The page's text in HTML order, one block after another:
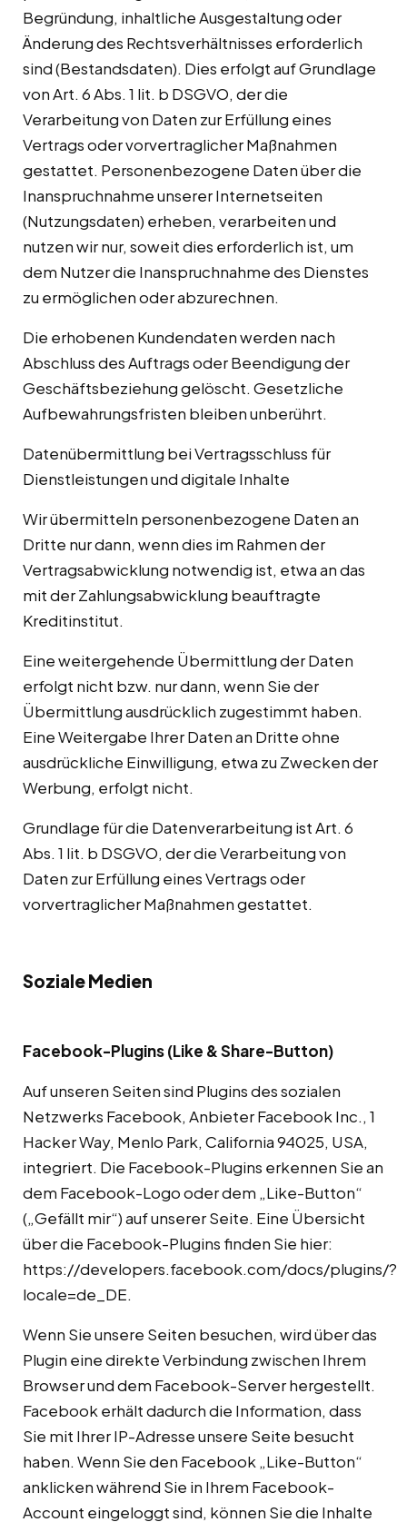
Begründung, inhaltliche Ausgestaltung oder
Änderung des Rechtsverhältnisses erforderlich
sind (Bestandsdaten). Dies erfolgt auf Grundlage
von Art. 6 Abs. 1 lit. b DSGVO, der die
Verarbeitung von Daten zur Erfüllung eines
Vertrags oder vorvertraglicher Maßnahmen
gestattet. Personenbezogene Daten über die
Inanspruchnahme unserer Internetseiten
(Nutzungsdaten) erheben, verarbeiten und
nutzen wir nur, soweit dies erforderlich ist, um
dem Nutzer die Inanspruchnahme des Dienstes
zu ermöglichen oder abzurechnen.
Die erhobenen Kundendaten werden nach
Abschluss des Auftrags oder Beendigung der
Geschäftsbeziehung gelöscht. Gesetzliche
Aufbewahrungsfristen bleiben unberührt.
Datenübermittlung bei Vertragsschluss für
Dienstleistungen und digitale Inhalte
Wir übermitteln personenbezogene Daten an
Dritte nur dann, wenn dies im Rahmen der
Vertragsabwicklung notwendig ist, etwa an das
mit der Zahlungsabwicklung beauftragte
Kreditinstitut.
Eine weitergehende Übermittlung der Daten
erfolgt nicht bzw. nur dann, wenn Sie der
Übermittlung ausdrücklich zugestimmt haben.
Eine Weitergabe Ihrer Daten an Dritte ohne
ausdrückliche Einwilligung, etwa zu Zwecken der
Werbung, erfolgt nicht.
Grundlage für die Datenverarbeitung ist Art. 6
Abs. 1 lit. b DSGVO, der die Verarbeitung von
Daten zur Erfüllung eines Vertrags oder
vorvertraglicher Maßnahmen gestattet.
Soziale Medien
Facebook-Plugins (Like & Share-Button)
Auf unseren Seiten sind Plugins des sozialen
Netzwerks Facebook, Anbieter Facebook Inc., 1
Hacker Way, Menlo Park, California 94025, USA,
integriert. Die Facebook-Plugins erkennen Sie an
dem Facebook-Logo oder dem „Like-Button“
(„Gefällt mir“) auf unserer Seite. Eine Übersicht
über die Facebook-Plugins finden Sie hier:
https://developers.facebook.com/docs/plugins/?
locale=de_DE.
Wenn Sie unsere Seiten besuchen, wird über das
Plugin eine direkte Verbindung zwischen Ihrem
Browser und dem Facebook-Server hergestellt.
Facebook erhält dadurch die Information, dass
Sie mit Ihrer IP-Adresse unsere Seite besucht
haben. Wenn Sie den Facebook „Like-Button“
anklicken während Sie in Ihrem Facebook-
Account eingeloggt sind, können Sie die Inhalte